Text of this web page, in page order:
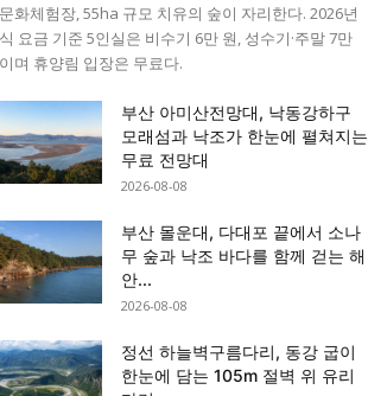
화체험장, 55ha 규모 치유의 숲이 자리한다. 2026년
요금 기준 5인실은 비수기 6만 원, 성수기·주말 7만
며 휴양림 입장은 무료다.
부산 아미산전망대, 낙동강하구
모래섬과 낙조가 한눈에 펼쳐지는
무료 전망대
2026-08-08
부산 몰운대, 다대포 끝에서 소나
무 숲과 낙조 바다를 함께 걷는 해
안...
2026-08-08
정선 하늘벽구름다리, 동강 굽이
한눈에 담는 105m 절벽 위 유리